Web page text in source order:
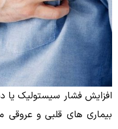
افزایش فشار سیستولیک یا
بیماری هاى قلبی و